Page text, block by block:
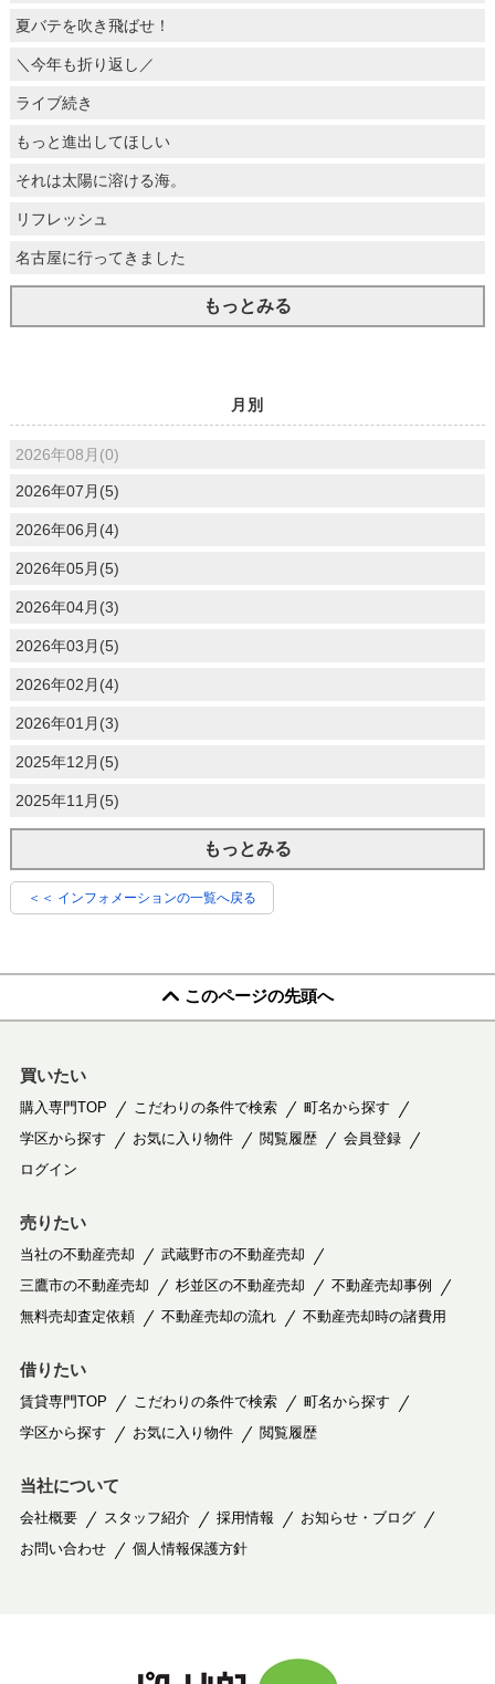
夏バテを吹き飛ばせ！
＼今年も折り返し／
ライブ続き
もっと進出してほしい
それは太陽に溶ける海。
リフレッシュ
名古屋に行ってきました
もっとみる
月別
2026年08月(0)
2026年07月(5)
2026年06月(4)
2026年05月(5)
2026年04月(3)
2026年03月(5)
2026年02月(4)
2026年01月(3)
2025年12月(5)
2025年11月(5)
もっとみる
＜＜ インフォメーションの一覧へ戻る
このページの先頭へ
買いたい
購入専門TOP こだわりの条件で検索
町名から探す
学区から探す
お気に入り物件 閲覧履歴
会員登録
ログイン
売りたい
当社の不動産売却
武蔵野市の不動産売却
三鷹市の不動産売却
杉並区の不動産売却
不動産売却事例
無料売却査定依頼
不動産売却の流れ 不動産売却時の諸費用
借りたい
賃貸専門TOP こだわりの条件で検索
町名から探す
学区から探す
お気に入り物件 閲覧履歴
当社について
会社概要 スタッフ紹介 採用情報
お知らせ・ブログ
お問い合わせ
個人情報保護方針